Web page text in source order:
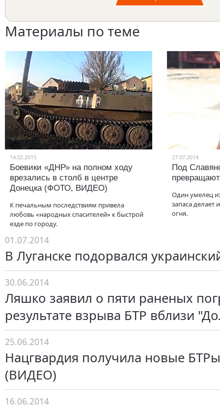
Материалы по теме
14.02.2015
Боевики «ДНР» на полном ходу
врезались в столб в центре
Донецка (ФОТО, ВИДЕО)
К печальным последствиям привела
любовь «народных спасителей» к быстрой
езде по городу.
27.07.2014
Под
Один умелец
запаса делает
огня.
01.07.2014
В Луганске подорвался
30.06.2014
Ляшко заявил о пяти раненых
результате взрыва БТР вблизи
25.06.2014
Нацгвардия получила новые
(ВИДЕО)
16.06.2014